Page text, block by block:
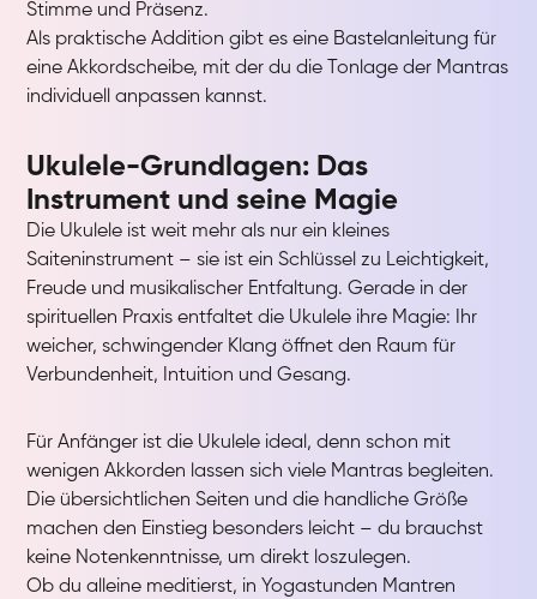
Stimme und Präsenz.
Als praktische Addition gibt es eine Bastelanleitung für
eine Akkordscheibe, mit der du die Tonlage der Mantras
individuell anpassen kannst.
Ukulele-Grundlagen: Das
Instrument und seine Magie
Die Ukulele ist weit mehr als nur ein kleines
Saiteninstrument – sie ist ein Schlüssel zu Leichtigkeit,
Freude und musikalischer Entfaltung. Gerade in der
spirituellen Praxis entfaltet die Ukulele ihre Magie: Ihr
weicher, schwingender Klang öffnet den Raum für
Verbundenheit, Intuition und Gesang.
Für Anfänger ist die Ukulele ideal, denn schon mit
wenigen Akkorden lassen sich viele Mantras begleiten.
Die übersichtlichen Seiten und die handliche Größe
machen den Einstieg besonders leicht – du brauchst
keine Notenkenntnisse, um direkt loszulegen.
Ob du alleine meditierst, in Yogastunden Mantren